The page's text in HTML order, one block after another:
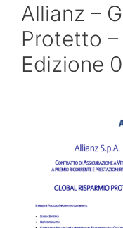
Allianz –
Protetto
Edizione